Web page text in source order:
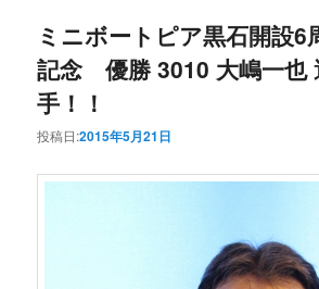
ミニボートピア黒石開設6
記念 優勝 3010 大嶋一也
手！！
投稿日:2015年5月21日